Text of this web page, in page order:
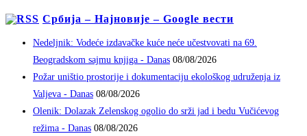
Србија – Најновије – Google вести
Nedeljnik: Vodeće izdavačke kuće neće učestvovati na 69.
Beogradskom sajmu knjiga - Danas 08/08/2026
Požar uništio prostorije i dokumentaciju ekološkog udruženja iz
Valjeva - Danas 08/08/2026
Olenik: Dolazak Zelenskog ogolio do srži jad i bedu Vučićevog
režima - Danas 08/08/2026